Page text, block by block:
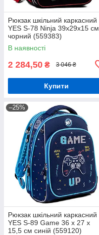
Рюкзак шкільний каркасний
YES S-78 Ninja 39х29х15 см
чорний (559383)
В наявності
2 284,50 ₴ 3 046 ₴
Купити
–25%
Рюкзак шкільний каркасний
YES S-89 Game 36 x 27 x
15,5 см синій (559120)